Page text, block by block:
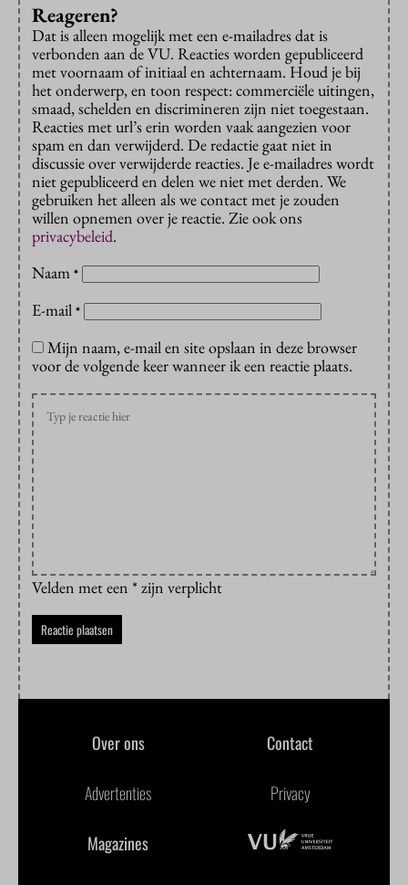
Reageren?
Dat is alleen mogelijk met een e-mailadres dat is
verbonden aan de VU. Reacties worden gepubliceerd
met voornaam of initiaal en achternaam. Houd je bij
het onderwerp, en toon respect: commerciële uitingen,
smaad, schelden en discrimineren zijn niet toegestaan.
Reacties met url’s erin worden vaak aangezien voor
spam en dan verwijderd. De redactie gaat niet in
discussie over verwijderde reacties. Je e-mailadres wordt
niet gepubliceerd en delen we niet met derden. We
gebruiken het alleen als we contact met je zouden
willen opnemen over je reactie. Zie ook ons
privacybeleid.
Naam *
E-mail *
Mijn naam, e-mail en site opslaan in deze browser
voor de volgende keer wanneer ik een reactie plaats.
Velden met een * zijn verplicht
Over ons Contact
Advertenties Privacy
Magazines